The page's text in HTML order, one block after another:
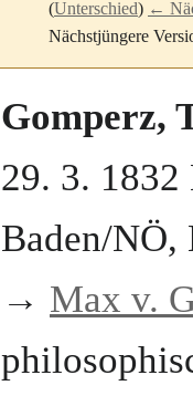
(Unterschied) ←
Nächstjüngere
Gomperz,
29. 3. 1832
Baden/NÖ,
→ Max v.